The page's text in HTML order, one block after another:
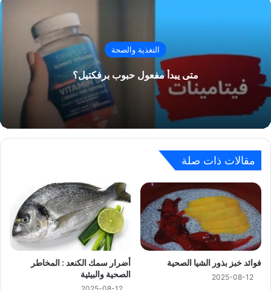
التغذية والصحة
متى يبدأ مفعول حبوب برفكتيل؟
مقالات ذات صلة
فوائد خبز بذور الشيا الصحية
2025-08-12
أضرار سمك الكنعد : المخاطر
الصحية والبيئية